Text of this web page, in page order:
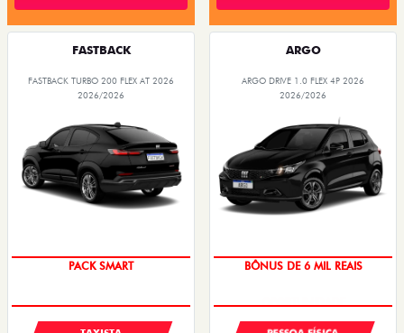
FASTBACK
FASTBACK TURBO 200 FLEX AT 2026
2026/2026
PACK SMART
ARGO
ARGO DRIVE 1.0 FLEX 4P 2026
2026/2026
BÔNUS DE 6 MIL REAIS